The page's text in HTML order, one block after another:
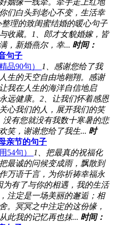
们白头到老心不变，生活幸
理的致闺蜜结婚的暖心句子
收藏。1、郎才女貌婚嫁，皆
，新婚燕尔，幸... 时间：
句子
品90句）
1、感谢您给了我
生的天空自由地翱翔。感谢
我在人生的海洋自信地启
远健康。2、让我们怀着感恩
心我们的人，展开我们的笑
没有您就没有我数十寒暑的悲
笑，谢谢您给了我生... 时
亲节的句子
54句）
1、把最真的祝福化
最诚的问候变成雨，飘散到
万语千言，为你祈祷幸福永
为有了与你的相遇，我的生活
注定是一场美丽的邂逅；相
。冥冥之中注定的这份缘，
此我的记忆再也抹... 时间：